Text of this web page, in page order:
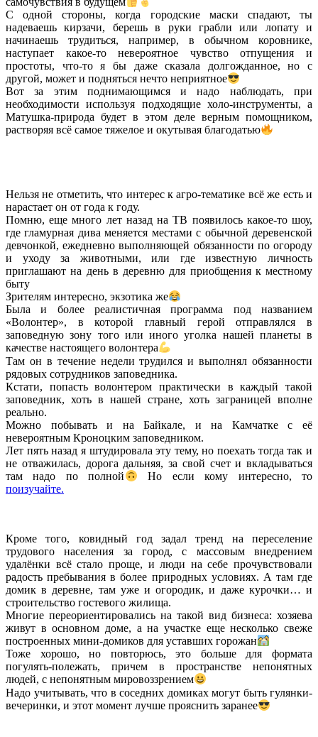
С одной стороны, когда городские маски спадают, ты
надеваешь кирзачи, берешь в руки грабли или лопату и
начинаешь трудиться, например, в обычном коровнике,
наступает какое-то невероятное чувство отпущения и
простоты, что-то я бы даже сказала долгожданное, но с
другой, может и подняться нечто неприятное
Вот за этим поднимающимся и надо наблюдать, при
необходимости используя подходящие холо-инструменты, а
Матушка-природа будет в этом деле верным помощником,
растворяя всё самое тяжелое и окутывая благодатью
Нельзя не отметить, что интерес к агро-тематике всё же есть и
нарастает он от года к году.
Помню, еще много лет назад на ТВ появилось какое-то шоу,
где гламурная дива меняется местами с обычной деревенской
девчонкой, ежедневно выполняющей обязанности по огороду
и уходу за животными, или где известную личность
приглашают на день в деревню для приобщения к местному
быту
Зрителям интересно, экзотика же
Была и более реалистичная программа под названием
«Волонтер», в которой главный герой отправлялся в
заповедную зону того или иного уголка нашей планеты в
качестве настоящего волонтера
Там он в течение недели трудился и выполнял обязанности
рядовых сотрудников заповедника.
Кстати, попасть волонтером практически в каждый такой
заповедник, хоть в нашей стране, хоть заграницей вполне
реально.
Можно побывать и на Байкале, и на Камчатке с её
невероятным Кроноцким заповедником.
Лет пять назад я штудировала эту тему, но поехать тогда так и
не отважилась, дорога дальняя, за свой счет и вкладываться
там надо по полной
Но если кому интересно, то
поизучайте.
Кроме того, ковидный год задал тренд на переселение
трудового населения за город, с массовым внедрением
удалёнки всё стало проще, и люди на себе прочувствовали
радость пребывания в более природных условиях. А там где
домик в деревне, там уже и огородик, и даже курочки… и
строительство гостевого жилища.
Многие переориентировались на такой вид бизнеса: хозяева
живут в основном доме, а на участке еще несколько свеже
построенных мини-домиков для уставших горожан
Тоже хорошо, но повторюсь, это больше для формата
погулять-полежать, причем в пространстве непонятных
людей, с непонятным мировоззрением
Надо учитывать, что в соседних домиках могут быть гулянки-
вечеринки, и этот момент лучше прояснить заранее